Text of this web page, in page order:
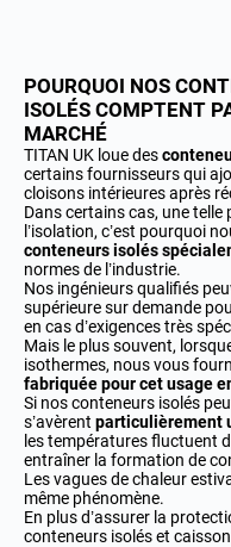
POURQUOI NOS
ISOLÉS COMPTENT
MARCHÉ
TITAN UK loue des
certains fournisseurs qui
cloisons intérieures après
Dans certains cas, une telle
l’isolation, c’est pourquoi
conteneurs isolés
normes de l’industrie.
Nos ingénieurs qualifiés
supérieure sur demande
en cas d’exigences très
Mais le plus souvent,
isothermes, nous vous
fabriquée pour cet usage
Si nos conteneurs isolés
s’avèrent particulièrement
les températures fluctuent
entraîner la formation de
Les vagues de chaleur
même phénomène.
En plus d’assurer la
conteneurs isolés et